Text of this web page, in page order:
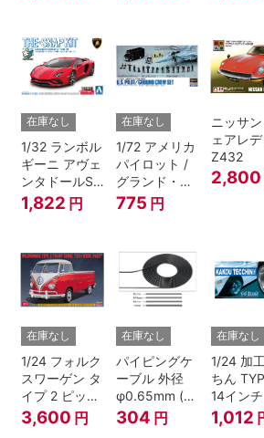
在庫なし
1/32 ランボル
ギーニ アヴェ
ンタドールS
パールレッド
1,822 円
在庫なし
1/72 アメリカ
パイロット /
グランド・ク
ルーセット
775 円
ニッサ
ェアレデ
Z432
2,800
在庫なし
1/24 フォルク
スワーゲン タ
イプ 2 ピック
アップ トラッ
ク レッド/ホ
3,600 円
在庫なし
パイピングケ
ーブル 外径
φ0.65mm (ブ
ラック)
304 円
在庫なし
1/24 加
ちん
14インチ
1,012